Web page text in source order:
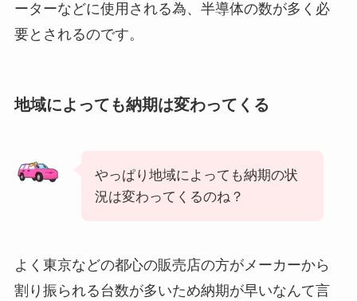
ーターなどに使用される為、半導体の数が多く必
要とされるのです。
地域によっても納期は変わってくる
やっぱり地域によっても納期の状
況は変わってくるのね？
よく東京などの都心の販売店の方がメーカーから
割り振られる台数が多いため納期が早いなんて言